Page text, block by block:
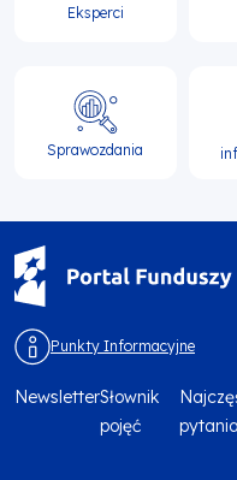
Eksperci
Sprawozdania
Punkty Informacyjne
NewsletterSłownik
pojęć
pytania